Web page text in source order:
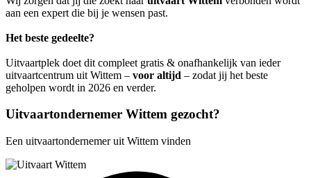
aan een expert die bij je wensen past.
Het beste gedeelte?
Uitvaartplek doet dit compleet gratis & onafhankelijk van ieder
uitvaartcentrum uit Wittem – voor altijd – zodat jij het beste
geholpen wordt in 2026 en verder.
Uitvaartondernemer Wittem gezocht?
Een uitvaartondernemer uit Wittem vinden